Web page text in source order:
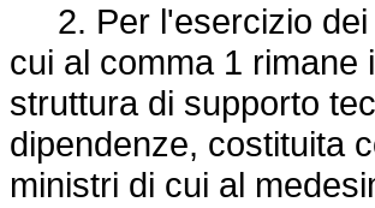
2. Per l'esercizio dei
cui al comma 1 rimane
struttura di supporto
dipendenze, costituita
ministri di cui al